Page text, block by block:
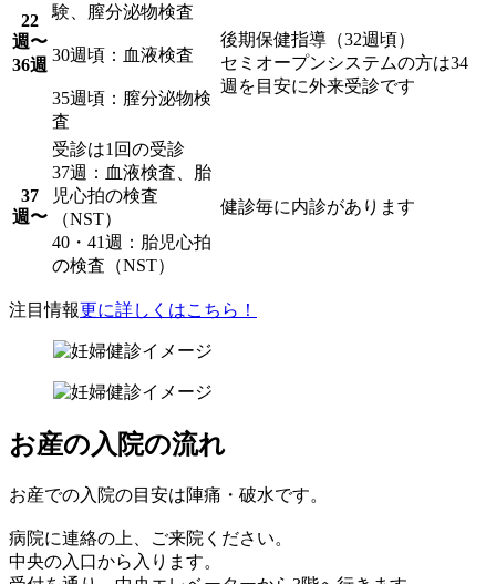
22
週〜
36週
験、膣分泌物検査
30週頃：血液検査
35週頃：膣分泌物検
査
後期保健指導（32週頃）
セミオープンシステムの方は34
週を目安に外来受診です
37
週〜
受診は1回の受診
37週：血液検査、胎
児心拍の検査
（NST）
40・41週：胎児心拍
の検査（NST）
健診毎に内診があります
注目情報更に詳しくはこちら！
お産の入院の流れ
お産での入院の目安は陣痛・破水です。
病院に連絡の上、ご来院ください。
中央の入口から入ります。